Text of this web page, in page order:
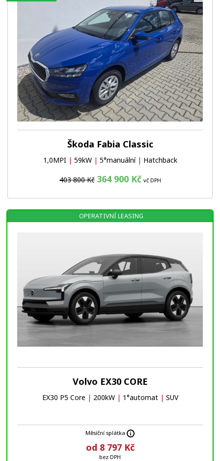
Škoda Fabia Classic
1,0MPI | 59kW | 5°manuální | Hatchback
403 800 Kč 364 900 Kč vč DPH
Volvo EX30 CORE
EX30 P5 Core | 200kW | 1°automat | SUV
Měsíční splátka
od 8 797 Kč
bez DPH
OPERATIVNÍ LEASING